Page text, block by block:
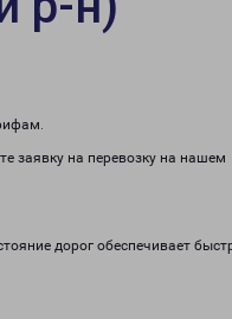
заявку на перевозку на нашем
дорог обеспечивает